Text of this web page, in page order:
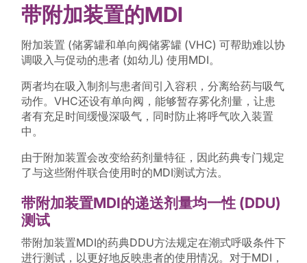
带附加装置的MDI
附加装置 (储雾罐和单向阀储雾罐 (VHC) 可帮助难以协
调吸入与促动的患者 (如幼儿) 使用MDI。
两者均在吸入制剂与患者间引入容积，分离给药与吸气
动作。VHC还设有单向阀，能够暂存雾化剂量，让患
者有充足时间缓慢深吸气，同时防止将呼气吹入装置
中。
由于附加装置会改变给药剂量特征，因此药典专门规定
了与这些附件联合使用时的MDI测试方法。
带附加装置MDI的递送剂量均一性 (DDU)
测试
带附加装置MDI的药典DDU方法规定在潮式呼吸条件下
进行测试，以更好地反映患者的使用情况。对于MDI，